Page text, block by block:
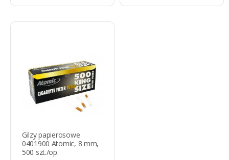
Gilzy papierosowe
0401900 Atomic, 8 mm,
500 szt./op.